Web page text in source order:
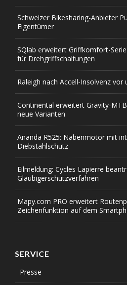
Schweizer Bikesharing-Anbieter
Eigentümer
SQlab erweitert Griffkomfort-
für Drehgriffschaltungen
Raleigh nach Accell-Insolvenz
Continental erweitert Gravity-
neue Varianten
Ananda R525: Nabenmotor mit
Diebstahlschutz
Eilmeldung: Cycles Lapierre
Gläubigerschutzverfahren
Mapy.com PRO erweitert
Zeichenfunktion auf dem
SERVICE
Presse